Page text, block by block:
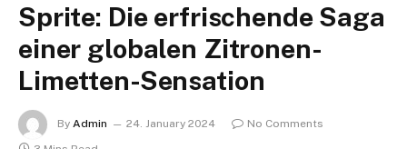
Sprite: Die erfrischende Saga
einer globalen Zitronen-
Limetten-Sensation
By Admin 24. January 2024
No Comments